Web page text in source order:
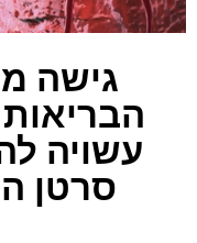
גישה
עשויה
סרטן